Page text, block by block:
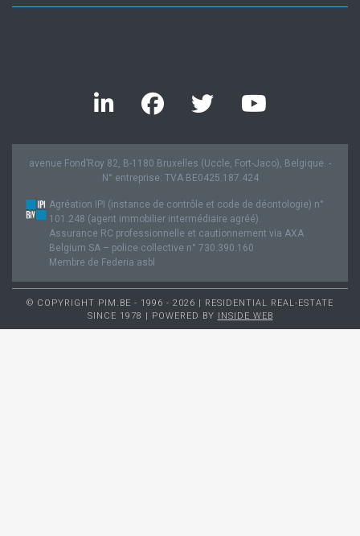
avenue Fond’Roy 82, B-1180 Bruxelles (Uccle, Fort-Jaco), Belgique. -
N° entreprise: TVA BE0425.187.424
Agréation IPI (instance de contrôle et code de déontologie) n°
101.248 (agent immobilier intermédiaire agréé).
Assurance RC professionnelle et cautionnement via AXA
Belgium SA – police collective n° 730.390.160
Membre de Federia asbl
© COPYRIGHT PIM.BE - 1996 - 2026 | RESIDENTIAL REAL-ESTATE
SINCE 1978 | POWERED BY INSIDE WEB